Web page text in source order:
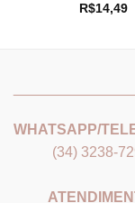
R$14,49
WHATSAPP/
(34) 3238-